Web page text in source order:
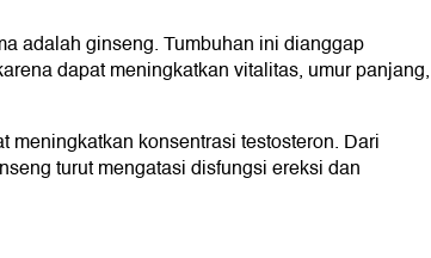
adalah ginseng. Tumbuhan ini dianggap
dapat meningkatkan vitalitas, umur panjang,
konsentrasi testosteron. Dari
turut mengatasi disfungsi ereksi dan